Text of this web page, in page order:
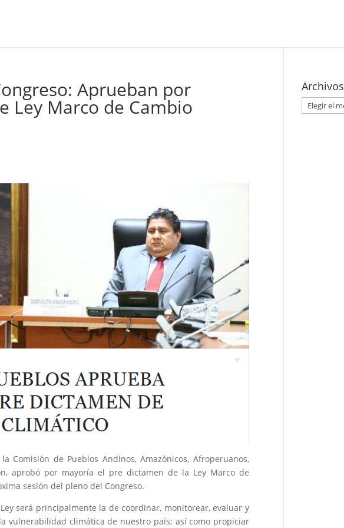
Aprueban por
Ley Marco de Cambio
Comisión de Pueblos Andinos, Amazónicos, Afroperuanos,
aprobó por mayoría el pre dictamen de la Ley Marco de
sesión del pleno del Congreso.
será principalmente la de coordinar, monitorear, evaluar y
climática de nuestro país; así como propiciar
Archivos
Archivos